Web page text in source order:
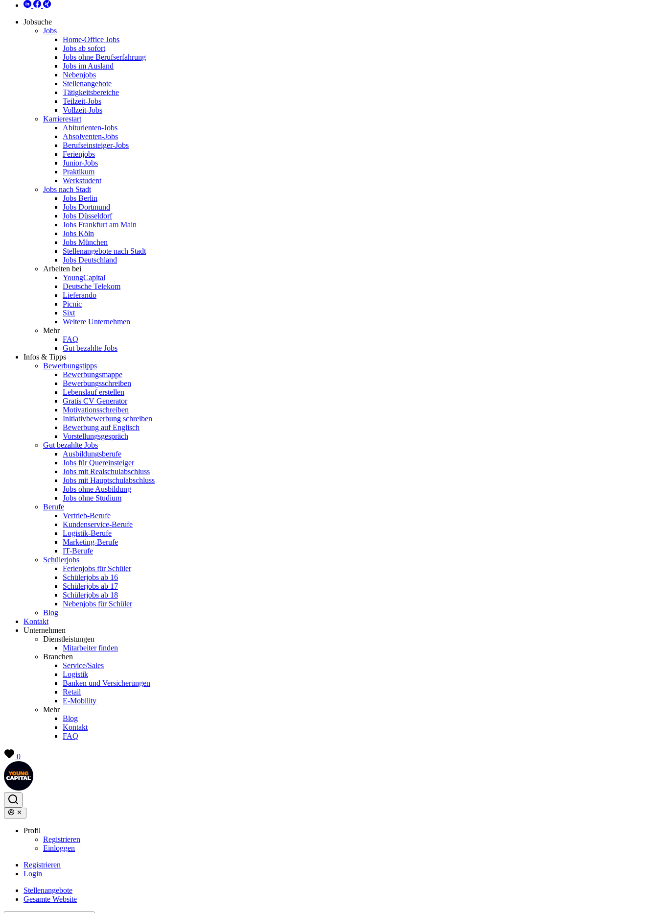
Jobsuche
Jobs
Home-Office Jobs
Jobs ab sofort
Jobs ohne Berufserfahrung
Jobs im Ausland
Nebenjobs
Stellenangebote
Tätigkeitsbereiche
Teilzeit-Jobs
Vollzeit-Jobs
Karrierestart
Abiturienten-Jobs
Absolventen-Jobs
Berufseinsteiger-Jobs
Ferienjobs
Junior-Jobs
Praktikum
Werkstudent
Jobs nach Stadt
Jobs Berlin
Jobs Dortmund
Jobs Düsseldorf
Jobs Frankfurt am Main
Jobs Köln
Jobs München
Stellenangebote nach Stadt
Jobs Deutschland
Arbeiten bei
YoungCapital
Deutsche Telekom
Lieferando
Picnic
Sixt
Weitere Unternehmen
Mehr
FAQ
Gut bezahlte Jobs
Infos & Tipps
Bewerbungstipps
Bewerbungsmappe
Bewerbungsschreiben
Lebenslauf erstellen
Gratis CV Generator
Motivationsschreiben
Initiativbewerbung schreiben
Bewerbung auf Englisch
Vorstellungsgespräch
Gut bezahlte Jobs
Ausbildungsberufe
Jobs für Quereinsteiger
Jobs mit Realschulabschluss
Jobs mit Hauptschulabschluss
Jobs ohne Ausbildung
Jobs ohne Studium
Berufe
Vertrieb-Berufe
Kundenservice-Berufe
Logistik-Berufe
Marketing-Berufe
IT-Berufe
Schülerjobs
Ferienjobs für Schüler
Schülerjobs ab 16
Schülerjobs ab 17
Schülerjobs ab 18
Nebenjobs für Schüler
Blog
Kontakt
Unternehmen
Dienstleistungen
Mitarbeiter finden
Branchen
Service/Sales
Logistik
Banken und Versicherungen
Retail
E-Mobility
Mehr
Blog
Kontakt
FAQ
0
Profil
Registrieren
Einloggen
Registrieren
Login
Stellenangebote
Gesamte Website